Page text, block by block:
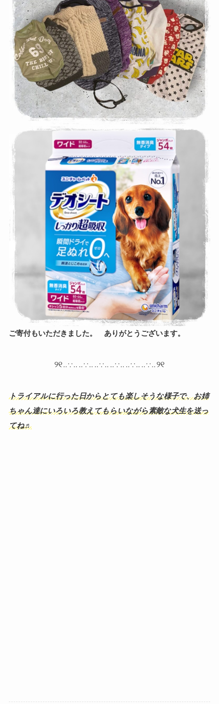
ご寄付もいただきました。 ありがとうございます。
୨୧‥∵‥‥∵‥‥∵‥‥∵‥‥∵‥‥∵‥୨୧
トライアルに行った日からとても楽しそうな様子で、お姉
ちゃん達にいろいろ教えてもらいながら素敵な犬生を送っ
てね♬